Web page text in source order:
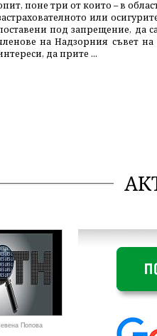
поне три от които – в
или
под запрещение, да
на Надзорния съвет
да прите ...
Попова